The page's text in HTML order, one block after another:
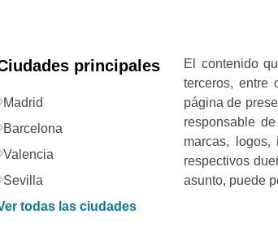
principales
Madrid
Barcelona
Valencia
Sevilla
todas las ciudades
El contenido
terceros, entre
página de
responsable
marcas,
respectivos
asunto, puede